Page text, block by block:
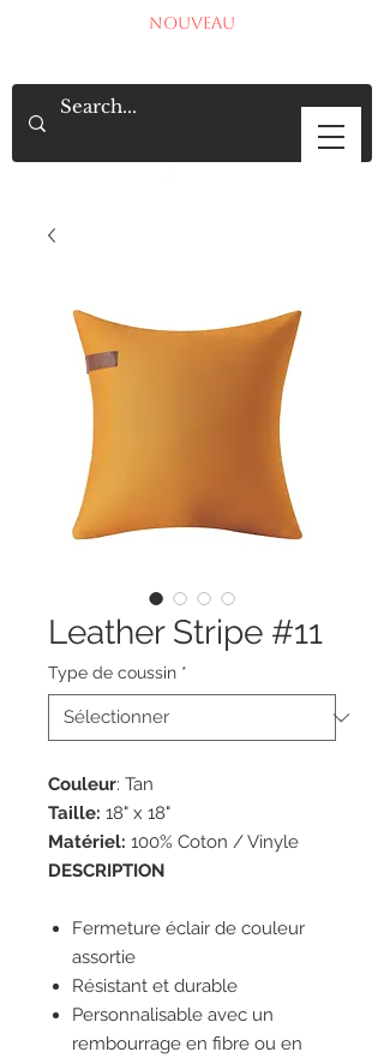
NOUVEAU
Leather Stripe #11
Type de coussin *
Couleur: Tan
Taille: 18" x 18"
Matériel: 100% Coton / Vinyle
DESCRIPTION
Fermeture éclair de couleur
assortie
Résistant et durable
Personnalisable avec un
rembourrage en fibre ou en